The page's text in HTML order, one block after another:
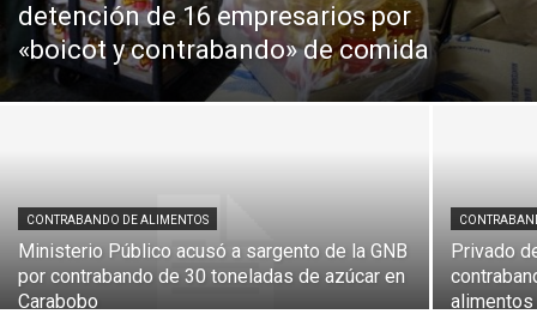
detención de 16 empresarios por
«boicot y contrabando» de comida
CONTRABANDO DE ALIMENTOS
Ministerio Público acusó a sargento de la GNB
por contrabando de 30 toneladas de azúcar en
Carabobo
Privado
alimentos